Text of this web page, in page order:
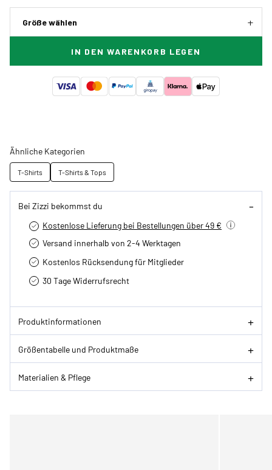
Größe wählen
IN DEN WARENKORB LEGEN
Ähnliche Kategorien
T-Shirts T-Shirts & Tops
Bei Zizzi bekommst du
Kostenlose Lieferung bei Bestellungen über 49 €
Versand innerhalb von 2-4 Werktagen
Kostenlos Rücksendung für Mitglieder
30 Tage Widerrufsrecht
Produktinformationen
Größentabelle und Produktmaße
Materialien & Pflege